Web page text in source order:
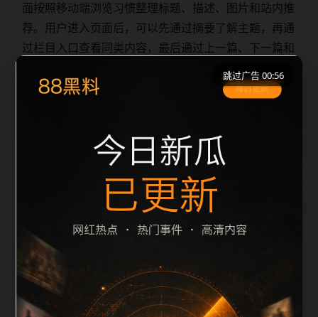
面按照移动端浏览习惯整理标题、描述、图片和站内推
荐。用户进入页面后，可以先通过摘要了解主题，再通
过栏目入口查看同类内容，最后通过上一篇、下一篇和
避免无关关键词堆砌，也避免多个站点同步发布完全相
主题。后续采集时将继续执行远程图片本地化、坏图默
认图兜底、标题重复过
栏目内容归集
滤和 description 长度检查。栏目内容按每日少量新增
的方式持续扩展，每篇保留相关问题、站内推荐和清晰
的层级路径，减少用户反复返回搜索页。第48篇作为本
跳过广告 00:56